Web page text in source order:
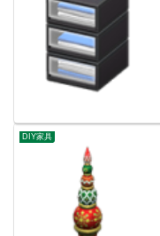
DIY家具